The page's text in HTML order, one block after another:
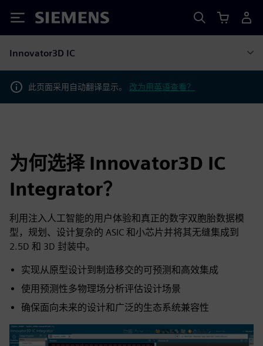
Siemens
Innovator3D IC
此页面采用自动翻译显示。 改为用英语查看？
为何选择 Innovator3D IC
Integrator？
利用注入人工智能的用户体验和真正的数字双胞胎数据模
型，规划、设计复杂的 ASIC 和小芯片并将其无缝集成到
2.5D 和 3D 封装中。
实现从原型设计到制造移交的可预测和高效集成
使用预测性多物理场分析评估设计场景
确保面向未来的设计和广泛的生态系统兼容性